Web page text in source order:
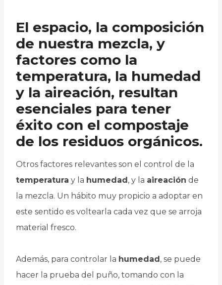
El espacio, la composición
de nuestra mezcla, y
factores como la
temperatura, la humedad
y la aireación, resultan
esenciales para tener
éxito con el compostaje
de los residuos orgánicos.
Otros factores relevantes son el control de la
temperatura y la humedad, y la aireación de
la mezcla. Un hábito muy propicio a adoptar en
este sentido es voltearla cada vez que se arroja
material fresco.
Además, para controlar la humedad, se puede
hacer la prueba del puño, tomando con la